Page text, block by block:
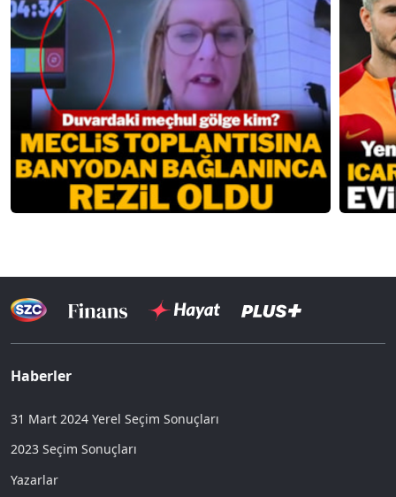
Haberler
31 Mart 2024 Yerel Seçim Sonuçları
2023 Seçim Sonuçları
Yazarlar